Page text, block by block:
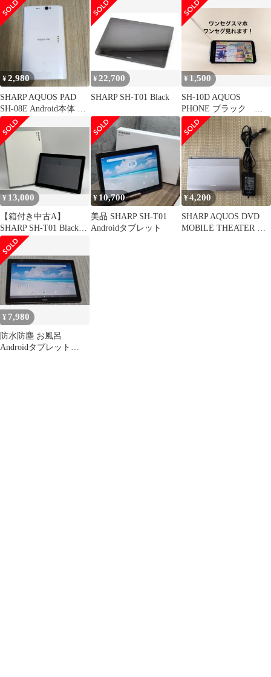
【377】
¥2,980
SHARP AQUOS PAD
SH-08E Android本体 卓
上ホルダー付
¥ 22,700
SHARP SH-T01 Black
¥ 1,500
SH-10D AQUOS
PHONE ブラック ワ
ンセグ スマホ ら
日本製
¥ 13,000
【箱付き中古A】
SHARP SH-T01 Black
Wi-Fi
¥ 10,700
美品 SHARP SH-T01
Androidタブレット
¥4,200
SHARP AQUOS DVD
MOBILE THEATER 本
¥ 7,980
防水防塵 お風呂
Androidタブレット